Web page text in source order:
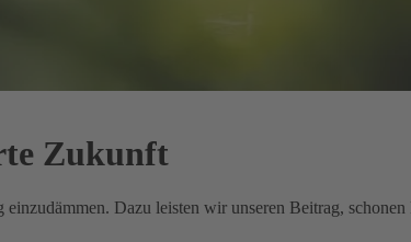
Zukunft
Dazu leisten wir unseren Beitrag,